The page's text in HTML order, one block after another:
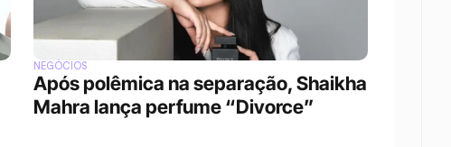
NEGÓCIOS
Após polêmica na separação, Shaikha
Mahra lança perfume “Divorce”